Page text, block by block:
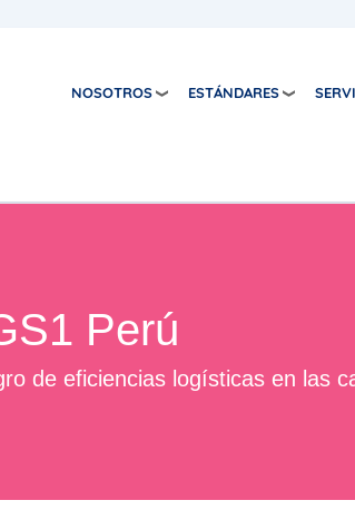
NOSOTROS ESTÁNDARES
Perú
de eficiencias logísticas en las